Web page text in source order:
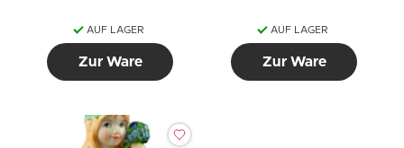
AUF LAGER
Zur Ware
AUF LAGER
Zur Ware